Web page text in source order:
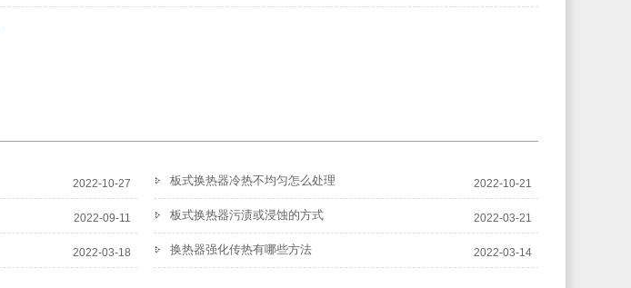
2022-10-27 板式换热器冷热不均匀怎么处理 2022-10-21
2022-09-11 板式换热器污渍或浸蚀的方式 2022-03-21
2022-03-18 换热器强化传热有哪些方法 2022-03-14